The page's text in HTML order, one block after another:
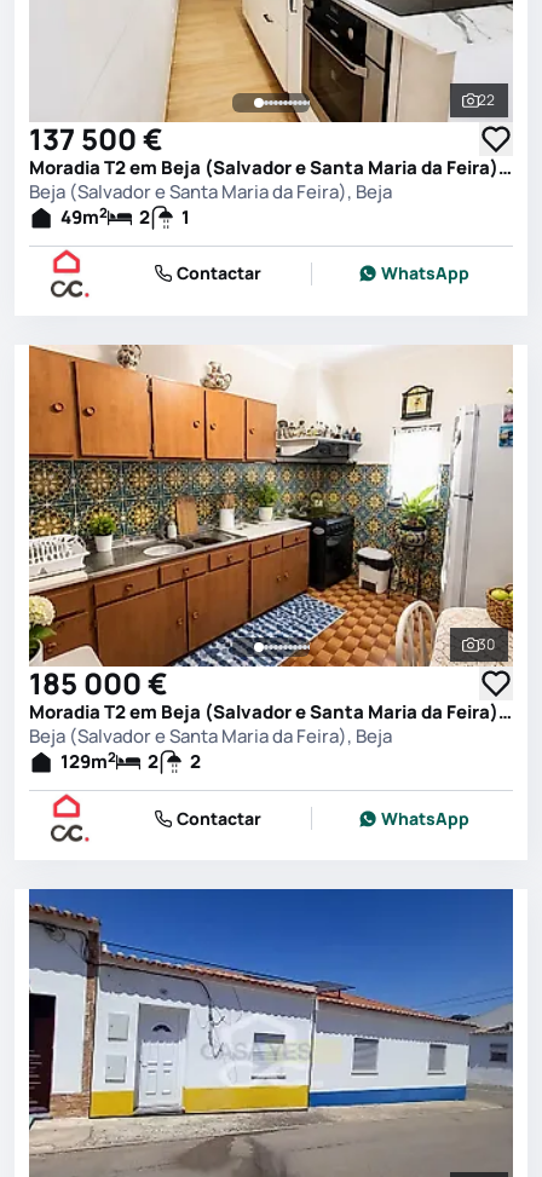
Ver
22
137 500 €
Moradia T2 em Beja (Salvador e Santa Maria da Feira), Beja
Beja (Salvador e Santa Maria da Feira), Beja
49m2 2 1
Contactar WhatsApp
Ver
30
185 000 €
Moradia T2 em Beja (Salvador e Santa Maria da Feira), Beja
Beja (Salvador e Santa Maria da Feira), Beja
129m2 2 2
Contactar WhatsApp